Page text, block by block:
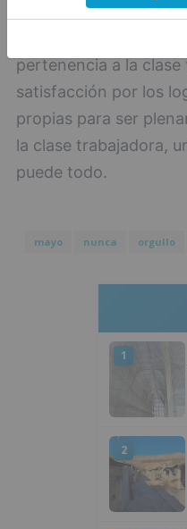
reivindicaciones.
es necesario retomar
pertenencia a la
satisfacción por los
propias para ser
la clase trabajadora,
puede todo.
mayo nunca orgullo
1
2